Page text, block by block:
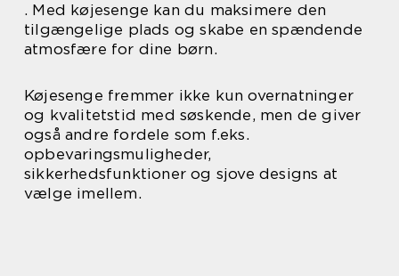
. Med køjesenge kan du maksimere den
tilgængelige plads og skabe en spændende
atmosfære for dine børn.
Køjesenge fremmer ikke kun overnatninger
og kvalitetstid med søskende, men de giver
også andre fordele som f.eks.
opbevaringsmuligheder,
sikkerhedsfunktioner og sjove designs at
vælge imellem.